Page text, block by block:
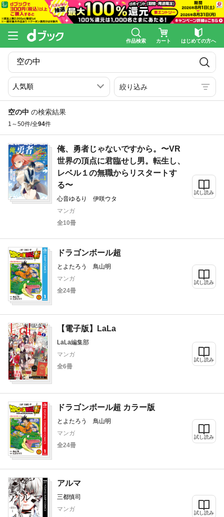
作品検索 カート はじめての方へ
絞り込み
空の中 の検索結果
1～50件/全94件
俺、勇者じゃないですから。〜VR
世界の頂点に君臨せし男。転生し、
レベル１の無職からリスタートす
る〜
心音ゆるり 伊咲ウタ
マンガ
全10冊
試し読み
ドラゴンボール超
とよたろう 鳥山明
マンガ
全24冊
試し読み
【電子版】LaLa
LaLa編集部
マンガ
全6冊
試し読み
ドラゴンボール超 カラー版
とよたろう 鳥山明
マンガ
全24冊
試し読み
アルマ
三都慎司
マンガ
試し読み